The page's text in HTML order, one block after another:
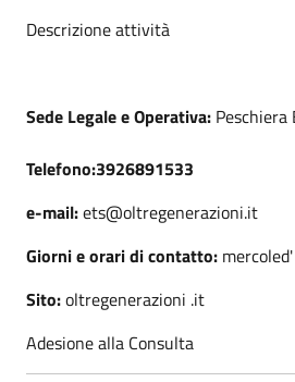
Descrizione attività
Sede Legale e Operativa: Peschiera
Telefono:3926891533
e-mail:ets@oltregenerazioni.it
Giorni e orari di contatto:
Sito:oltregenerazioni .it
Adesione alla Consulta